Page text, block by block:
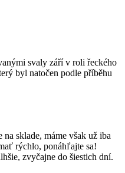
svaly září v roli řeckého
byl natočen podle příběhu
sklade, máme však už iba
rýchlo, ponáhľajte sa!
zvyčajne do šiestich dní.